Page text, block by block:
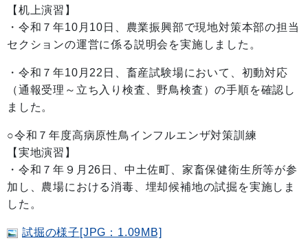
【机上演習】
・令和７年10月10日、農業振興部で現地対策本部の担当
セクションの運営に係る説明会を実施しました。
・令和７年10月22日、畜産試験場において、初動対応
（通報受理～立ち入り検査、野鳥検査）の手順を確認し
ました。
○令和７年度高病原性鳥インフルエンザ対策訓練
【実地演習】
・令和７年９月26日、中土佐町、家畜保健衛生所等が参
加し、農場における消毒、埋却候補地の試掘を実施しま
した。
試掘の様子[JPG：1.09MB]